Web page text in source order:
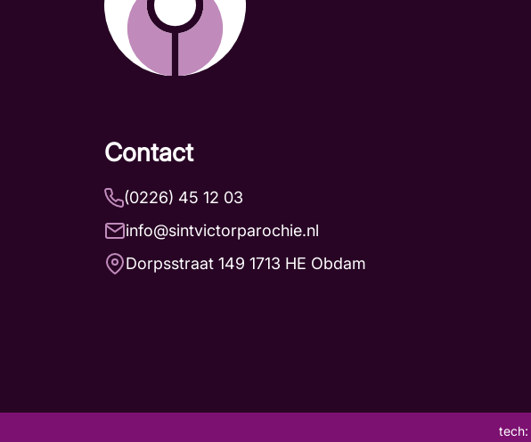
Contact
(0226) 45 12 03
info@sintvictorparochie.nl
Dorpsstraat 149 1713 HE Obdam
tech: